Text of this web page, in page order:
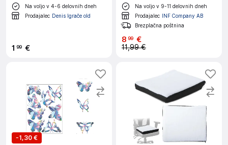
Na voljo v 4-6 delovnih dneh
Prodajalec Denis Igrače old
1 99 €
Na voljo v 9-11 delovnih dneh
Prodajalec INF Company AB
Brezplačna poštnina
8 99 €
11,99 €
-1,30 €